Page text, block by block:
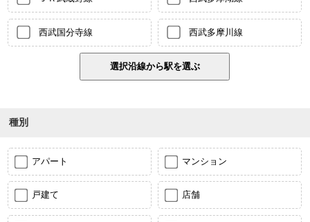
西武国分寺線 西武多摩川線
種別
アパート マンション
戸建て 店舗